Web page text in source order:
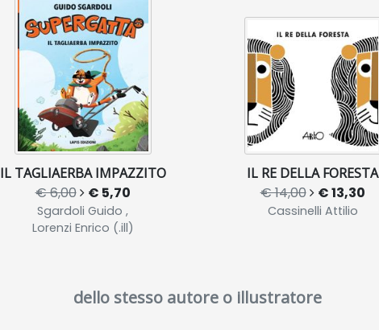
IL TAGLIAERBA IMPAZZITO
€ 6,00 € 5,70
Sgardoli Guido ,
Lorenzi Enrico (.ill)
IL RE DELLA FORESTA
€ 14,00 € 13,30
Cassinelli Attilio
dello stesso autore o illustratore